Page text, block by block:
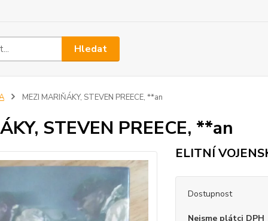
Hledat
MEZI MARIŇÁKY, STEVEN PREECE, **an
STEVEN PREECE, **an
ELITNÍ
Dostupnost
Nejsme plátci DPH